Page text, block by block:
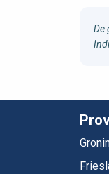
De